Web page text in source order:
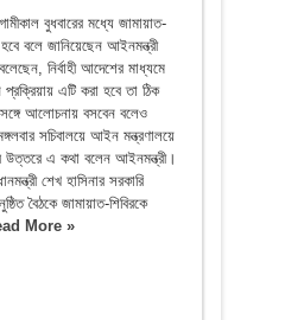
বুধবারের মধ্যে জামায়াত-
হবে বলে জানিয়েছেন আইনমন্ত্রী
নির্বাহী আদেশের মাধ্যমে
এটি করা হবে তা ঠিক
সঙ্গে আলোচনায় বসবেন বলেও
সচিবালয়ে আইন মন্ত্রণালয়ে
উত্তরে এ কথা বলেন আইনমন্ত্রী।
শেখ হাসিনার সরকারি
বৈঠকে জামায়াত-শিবিরকে
More »